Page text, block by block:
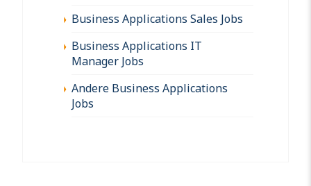
Business Applications Sales Jobs
Business Applications IT
Manager Jobs
Andere Business Applications
Jobs